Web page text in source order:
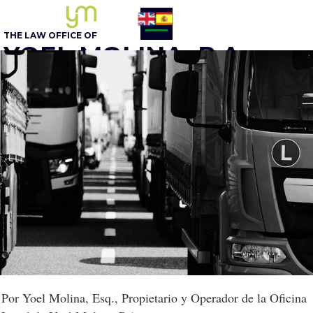
Por Yoel Molina, Esq., Propietario y Operador de la Oficina
305 - 548-5020
Opcion 1
THE LAW OFFICE OF
YOEL MOLINA, P.A.
BUSINESS ATTORNEY